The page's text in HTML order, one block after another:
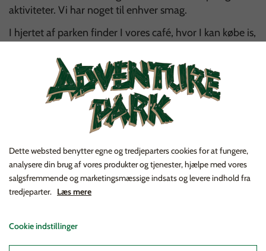
aktiviteter. Vi har noget til enhver smag.
I hjertet af parken finder I vores café, hvor I kan købe is,
medbringe egen mad og drikkevarer. Dog med
undtagelse af øl, vin og spiritus, som til gengæld kan
købes i vores café. Gå også på opdagelse i vores butik,
som ligger sammen med caféen.
Få en stressfri dag hos Adventure Park, hvor stille og
oplevelser for hele familien!
Dette websted benytter egne og tredjeparters cookies for at fungere,
analysere din brug af vores produkter og tjenester, hjælpe med vores
salgsfremmende og marketingsmæssige indsats og levere indhold fra
tredjeparter. Læs mere
Cookie indstillinger